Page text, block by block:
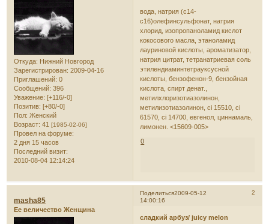
Откуда: Нижний Новгород
Зарегистрирован: 2009-04-16
Приглашений: 0
Сообщений: 396
Уважение: [+116/-0]
Позитив: [+80/-0]
Пол: Женский
Возраст: 41[1985-02-06]
Провел на форуме:
2 дня 15 часов
Последний визит:
2010-08-04 12:14:24
вода, натрия (с14-
с16)олефинсульфонат, натрия
хлорид, изопропаноламид кислот
кокосового масла, этаноламид
лауриновой кислоты, ароматизатор,
натрия цитрат, тетранатриевая соль
этилендиаминтетрауксусной
кислоты, бензофенон-9, бензойная
кислота, спирт денат.,
метилхлоризотиазолинон,
метилизотиазолинон, ci 15510, ci
61570, ci 14700, евгенол, циннамаль,
лимонен. <15609-005>
0
Поделиться 2
2009-05-12
14:00:16
masha85
Ее величество Женщина
сладкий арбуз/ juicy melon